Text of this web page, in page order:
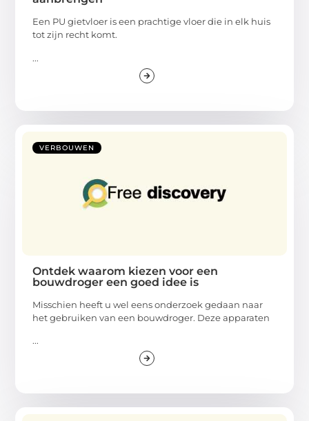
Een PU gietvloer is een prachtige vloer die in elk huis
tot zijn recht komt.
...
VERBOUWEN
Ontdek waarom kiezen voor een
bouwdroger een goed idee is
Misschien heeft u wel eens onderzoek gedaan naar
het gebruiken van een bouwdroger. Deze apparaten
...